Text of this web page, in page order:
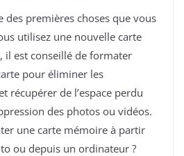
des premières choses que vous
utilisez une nouvelle carte
il est conseillé de formater
pour éliminer les
récupérer de l’espace perdu
des photos ou vidéos.
une carte mémoire à partir
ou depuis un ordinateur ?